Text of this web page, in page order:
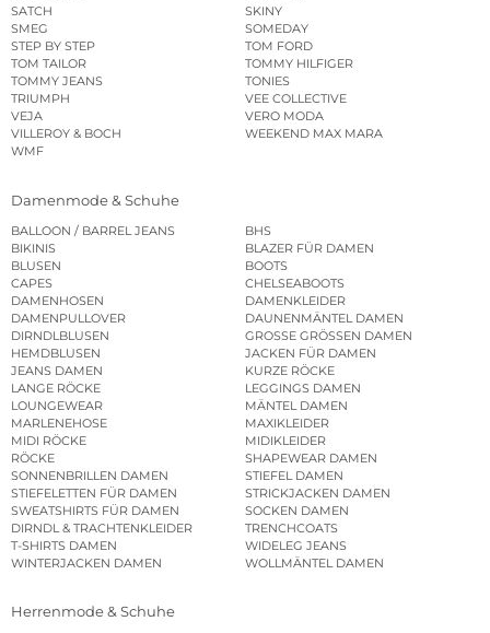
SATCH
SKINY
SMEG
SOMEDAY
STEP BY STEP
TOM FORD
TOM TAILOR
TOMMY HILFIGER
TOMMY JEANS
TONIES
TRIUMPH
VEE COLLECTIVE
VEJA
VERO MODA
VILLEROY & BOCH
WEEKEND MAX MARA
WMF
Damenmode & Schuhe
BALLOON / BARREL JEANS
BHS
BIKINIS
BLAZER FÜR DAMEN
BLUSEN
BOOTS
CAPES
CHELSEABOOTS
DAMENHOSEN
DAMENKLEIDER
DAMENPULLOVER
DAUNENMÄNTEL DAMEN
DIRNDLBLUSEN
GROSSE GRÖSSEN DAMEN
HEMDBLUSEN
JACKEN FÜR DAMEN
JEANS DAMEN
KURZE RÖCKE
LANGE RÖCKE
LEGGINGS DAMEN
LOUNGEWEAR
MÄNTEL DAMEN
MARLENEHOSE
MAXIKLEIDER
MIDI RÖCKE
MIDIKLEIDER
RÖCKE
SHAPEWEAR DAMEN
SONNENBRILLEN DAMEN
STIEFEL DAMEN
STIEFELETTEN FÜR DAMEN
STRICKJACKEN DAMEN
SWEATSHIRTS FÜR DAMEN
SOCKEN DAMEN
DIRNDL & TRACHTENKLEIDER
TRENCHCOATS
T-SHIRTS DAMEN
WIDELEG JEANS
WINTERJACKEN DAMEN
WOLLMÄNTEL DAMEN
Herrenmode & Schuhe